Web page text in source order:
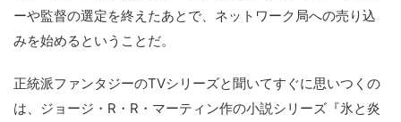
ーや監督の選定を終えたあとで、ネットワーク局への売り込
みを始めるということだ。
正統派ファンタジーのTVシリーズと聞いてすぐに思いつくの
は、ジョージ・R・R・マーティン作の小説シリーズ『氷と炎